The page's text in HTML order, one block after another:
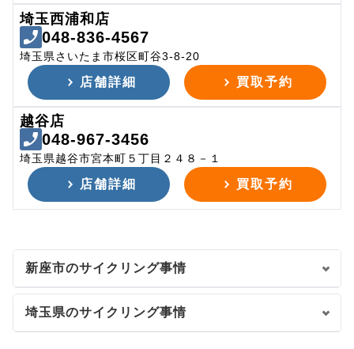
埼玉西浦和店
048-836-4567
埼玉県さいたま市桜区町谷3-8-20
店舗詳細 買取予約
越谷店
048-967-3456
埼玉県越谷市宮本町５丁目２４８－１
店舗詳細 買取予約
新座市のサイクリング事情
埼玉県のサイクリング事情